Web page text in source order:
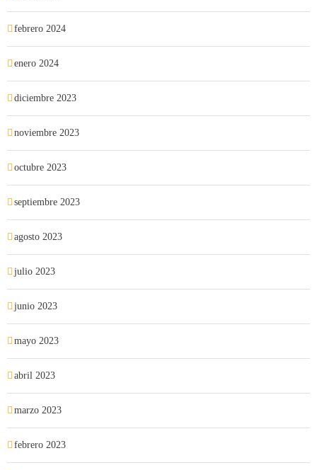
febrero 2024
enero 2024
diciembre 2023
noviembre 2023
octubre 2023
septiembre 2023
agosto 2023
julio 2023
junio 2023
mayo 2023
abril 2023
marzo 2023
febrero 2023